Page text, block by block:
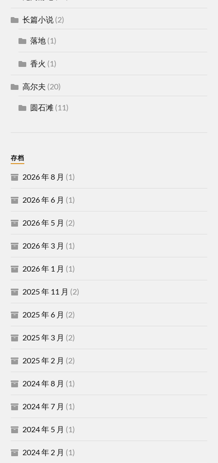
长篇小说 (2)
落地 (1)
香火 (1)
高尔夫 (20)
圆石滩 (11)
存档
2026 年 8 月 (1)
2026 年 6 月 (1)
2026 年 5 月 (2)
2026 年 3 月 (1)
2026 年 1 月 (1)
2025 年 11 月 (2)
2025 年 6 月 (2)
2025 年 3 月 (2)
2025 年 2 月 (2)
2024 年 8 月 (1)
2024 年 7 月 (1)
2024 年 5 月 (1)
2024 年 2 月 (1)